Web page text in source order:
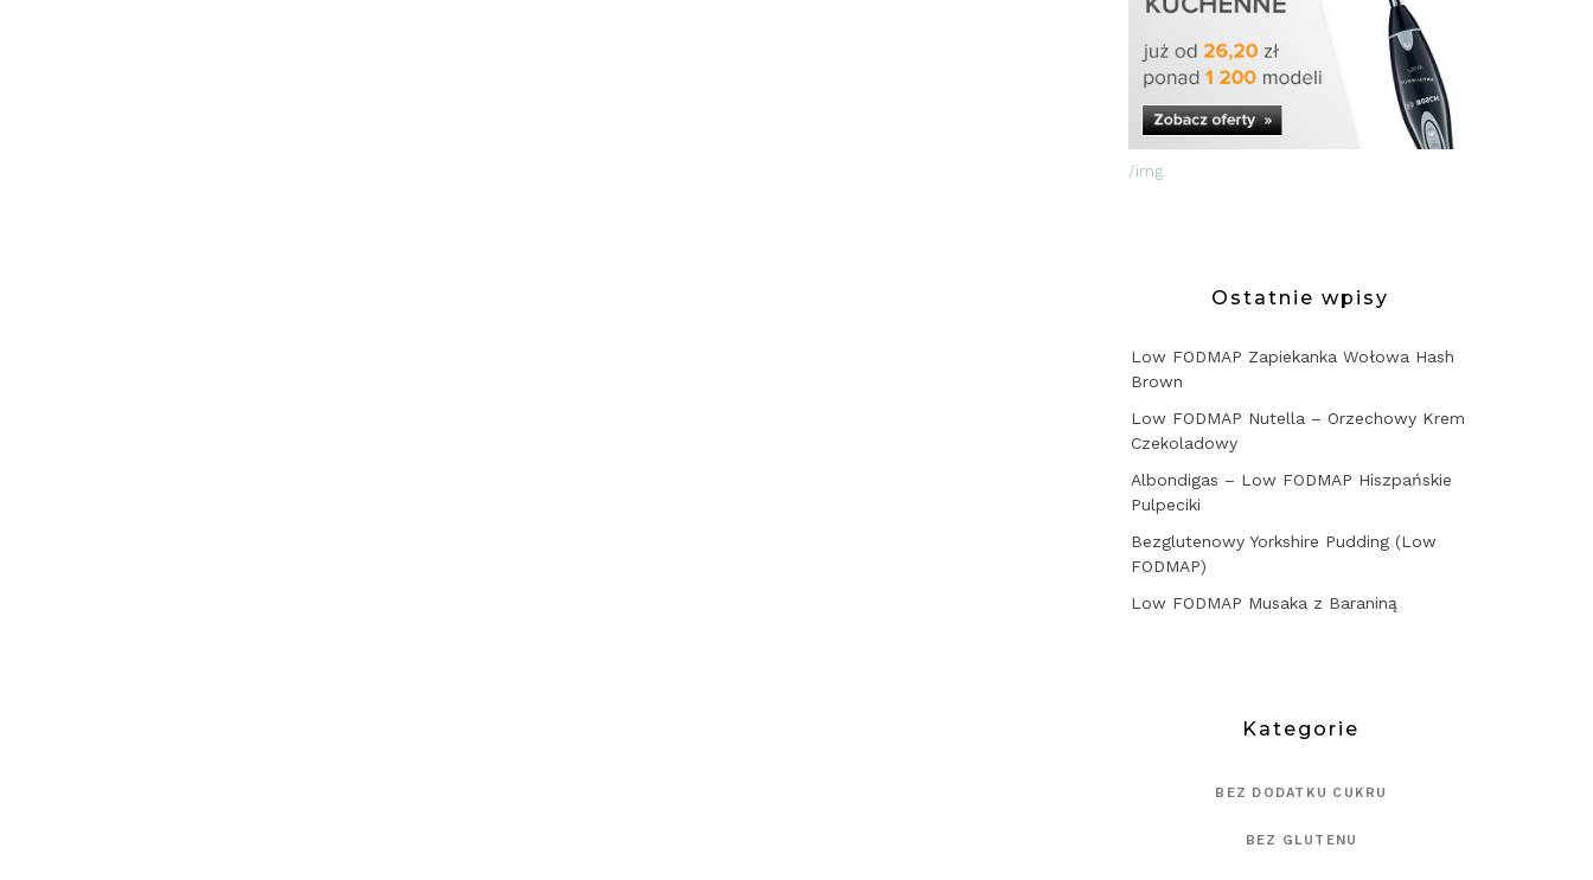
/img
Ostatnie wpisy
Low FODMAP Zapiekanka Wołowa Hash
Brown
Low FODMAP Nutella – Orzechowy Krem
Czekoladowy
Albondigas – Low FODMAP Hiszpańskie
Pulpeciki
Bezglutenowy Yorkshire Pudding (Low
FODMAP)
Low FODMAP Musaka z Baraniną
Kategorie
BEZ DODATKU CUKRU
BEZ GLUTENU